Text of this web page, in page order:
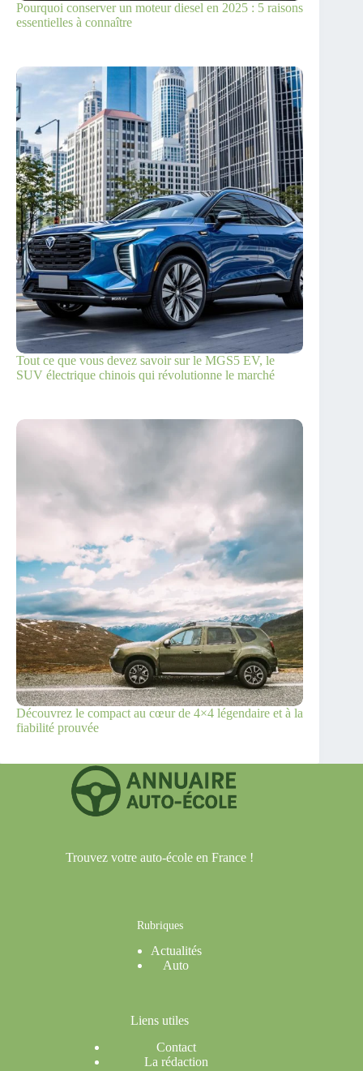
Pourquoi conserver un moteur diesel en 2025 : 5 raisons
essentielles à connaître
Tout ce que vous devez savoir sur le MGS5 EV, le
SUV électrique chinois qui révolutionne le marché
Découvrez le compact au cœur de 4×4 légendaire et à la
fiabilité prouvée
Trouvez votre auto-école en France !
Rubriques
Actualités
Auto
Liens utiles
Contact
La rédaction